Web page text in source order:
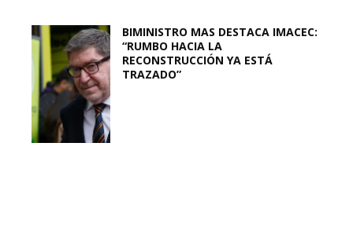
BIMINISTRO MAS DESTACA IMACEC:
“RUMBO HACIA LA
RECONSTRUCCIÓN YA ESTÁ
TRAZADO”